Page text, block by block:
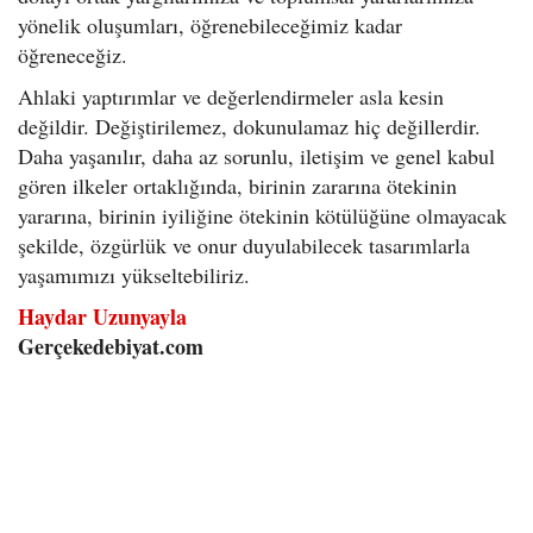
yönelik oluşumları, öğrenebileceğimiz kadar
öğreneceğiz.
Ahlaki yaptırımlar ve değerlendirmeler asla kesin
değildir. Değiştirilemez, dokunulamaz hiç değillerdir.
Daha yaşanılır, daha az sorunlu, iletişim ve genel kabul
gören ilkeler ortaklığında, birinin zararına ötekinin
yararına, birinin iyiliğine ötekinin kötülüğüne olmayacak
şekilde, özgürlük ve onur duyulabilecek tasarımlarla
yaşamımızı yükseltebiliriz.
Haydar Uzunyayla
Gerçekedebiyat.com